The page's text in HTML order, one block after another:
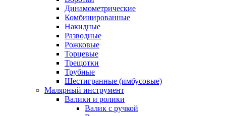
Динамометрические
Комбинированные
Накидные
Разводные
Рожковые
Торцевые
Трещотки
Трубные
Шестигранные (имбусовые)
Малярный инструмент
Валики и ролики
Валик с ручкой